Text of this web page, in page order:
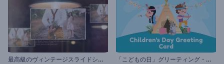
最
高級のヴィンテージスライドショー 「
こどもの日」グリーティング・カード